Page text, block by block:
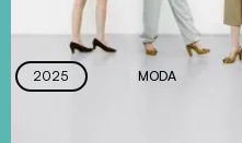
2025 MODA